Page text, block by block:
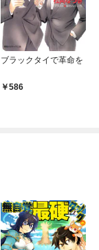
ブラックタイで革命を
586